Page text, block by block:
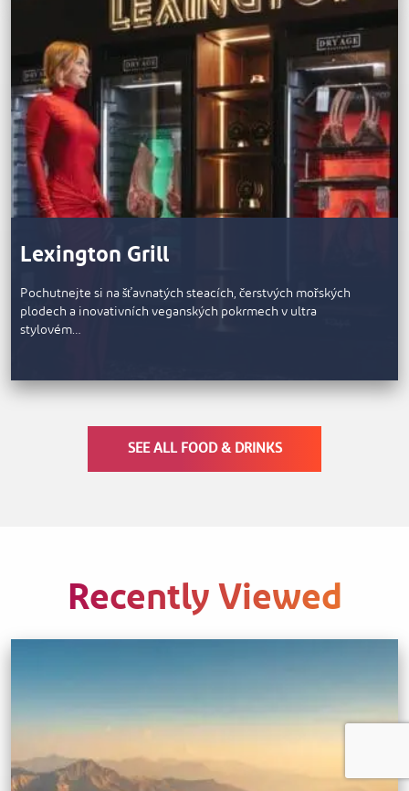
Lexington Grill
Pochutnejte si na šťavnatých steacích, čerstvých mořských
plodech a inovativních veganských pokrmech v ultra
stylovém…
SEE ALL FOOD & DRINKS
Recently Viewed